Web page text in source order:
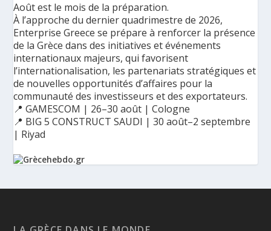
Août est le mois de la préparation.
À l’approche du dernier quadrimestre de 2026,
Enterprise Greece se prépare à renforcer la présence
de la Grèce dans des initiatives et événements
internationaux majeurs, qui favorisent
l’internationalisation, les partenariats stratégiques et
de nouvelles opportunités d’affaires pour la
communauté des investisseurs et des exportateurs.
📍 GAMESCOM | 26–30 août | Cologne
📍 BIG 5 CONSTRUCT SAUDI | 30 août–2 septembre
| Riyad
Ελλάδας σε διεθνείς δράσεις, που ενισχύουν την